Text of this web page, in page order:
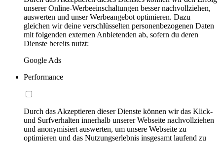
unserer Online-Werbeeinschaltungen besser nachvollziehen,
auswerten und unser Werbeangebot optimieren. Dazu
gleichen wir deine verschlüsselten personenbezogenen Daten
mit folgenden externen Anbietenden ab, sofern du deren
Dienste bereits nutzt:
Google Ads
Performance
Durch das Akzeptieren dieser Dienste können wir das Klick-
und Surfverhalten innerhalb unserer Webseite nachvollziehen
und anonymisiert auswerten, um unsere Webseite zu
optimieren und das Nutzungserlebnis insgesamt laufend zu